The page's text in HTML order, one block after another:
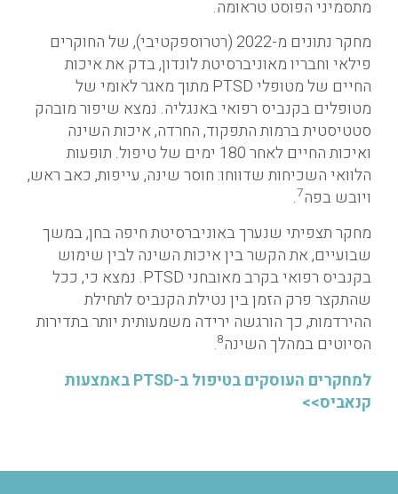
מתסמיני הפוסט טראומה.
מחקר נתונים מ-2022 (רטרוספקטיבי), של החוקרים
פילאי וחבריו מאוניברסיטת לונדון, בדק את איכות
החיים של מטופלי PTSD מתוך מאגר לאומי של
מטופלים בקנביס רפואי באנגליה. נמצא שיפור מובהק
סטטיסטית ברמות התפקוד, החרדה, איכות השינה
ואיכות החיים לאחר 180 ימים של טיפול. תופעות
הלוואי השכיחות שדווחו: חוסר שינה, עייפות, כאב ראש,
ויובש בפה7
.
מחקר תצפיתי שנערך באוניברסיטת חיפה בחן, במשך
שבועיים, את הקשר בין איכות השינה לבין שימוש
בקנביס רפואי בקרב מאובחני PTSD. נמצא כי, ככל
שהתקצר פרק הזמן בין נטילת הקנביס לתחילת
ההירדמות, כך הורגשה ירידה משמעותית יותר בתדירות
הסיוטים במהלך השינה8
.
למחקרים העוסקים בטיפול ב-PTSD באמצעות
קנאביס>>